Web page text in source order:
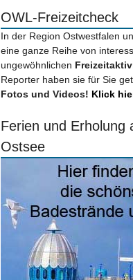
OWL-Freizeitcheck
In der Region Ostwestfalen
eine ganze Reihe von
ungewöhnlichen
Reporter haben sie für Sie
Fotos und Videos! Klick
Ferien und Erholung
Ostsee